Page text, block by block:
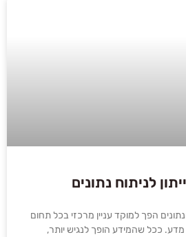
לניתוח נתונים
הפך למוקד עניין מרכזי בכל תחום
ככל שהמידע הופך לנגיש יותר,